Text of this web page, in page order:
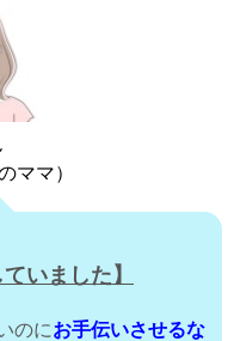
ママ）
いました 】
のにお手伝いさせるな